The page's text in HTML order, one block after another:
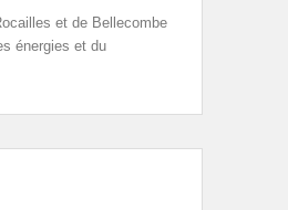
et de Bellecombe
énergies et du